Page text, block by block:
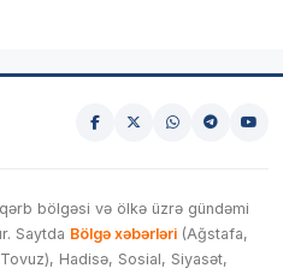
bölgəsi və ölkə üzrə gündəmi
Saytda Bölgə xəbərləri (Ağstafa,
Hadisə, Sosial, Siyasət,